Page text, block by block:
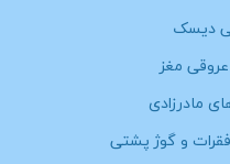
دیسک
مغز
مادرزادی
و گوژ پشتی